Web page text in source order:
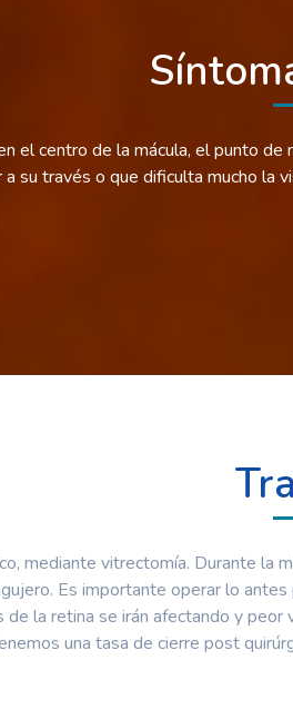
el centro de la mácula, el punto
su través o que dificulta mucho la
mediante vitrectomía. Durante la
Es importante operar lo
de la retina se irán afectando y
una tasa de cierre post